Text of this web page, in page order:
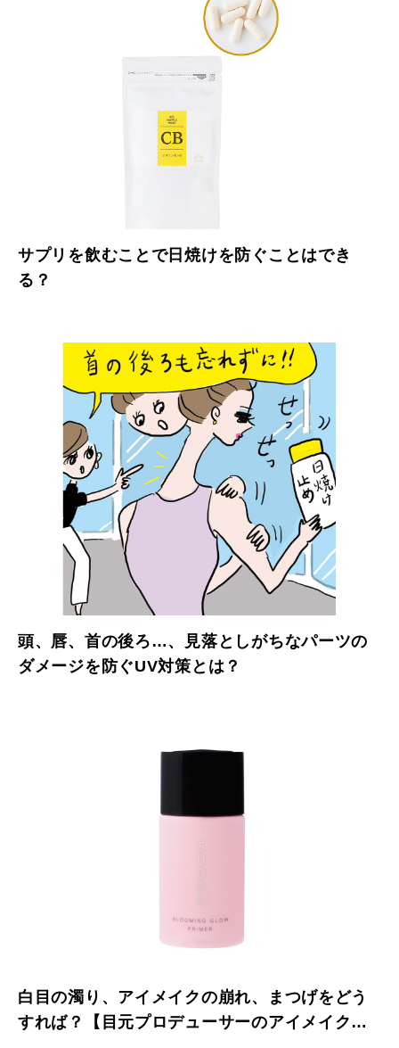
サプリを飲むことで日焼けを防ぐことはでき
る？
頭、唇、首の後ろ…、見落としがちなパーツの
ダメージを防ぐUV対策とは？
白目の濁り、アイメイクの崩れ、まつげをどう
すれば？【目元プロデューサーのアイメイク強